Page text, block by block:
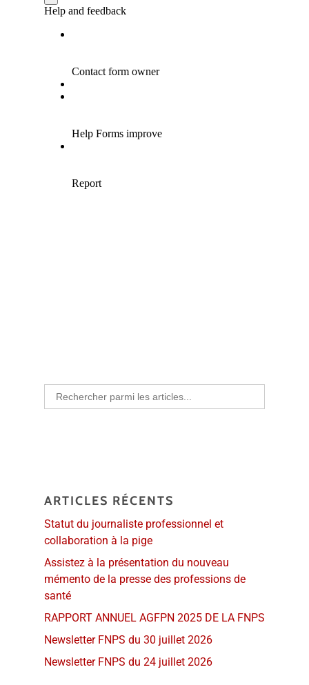
Search
for:
ARTICLES RÉCENTS
Statut du journaliste professionnel et
collaboration à la pige
Assistez à la présentation du nouveau
mémento de la presse des professions de
santé
RAPPORT ANNUEL AGFPN 2025 DE LA FNPS
Newsletter FNPS du 30 juillet 2026
Newsletter FNPS du 24 juillet 2026